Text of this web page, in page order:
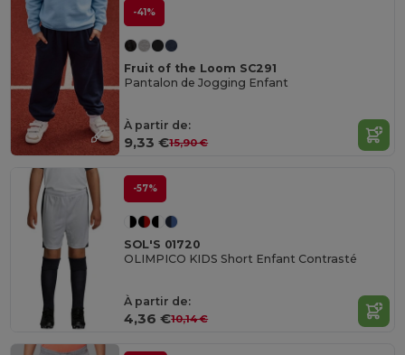
-41%
Fruit of the Loom SC291
Pantalon de Jogging Enfant
À partir de:
9,33 €15,90 €
-57%
SOL'S 01720
OLIMPICO KIDS Short Enfant Contrasté
À partir de:
4,36 €10,14 €